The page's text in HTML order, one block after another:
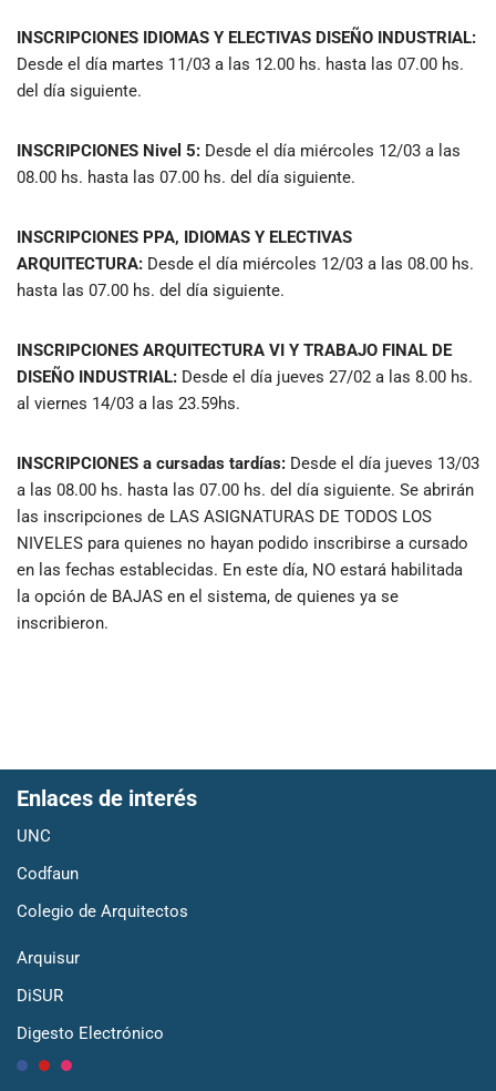
INSCRIPCIONES IDIOMAS Y ELECTIVAS DISEÑO INDUSTRIAL:
Desde el día martes 11/03 a las 12.00 hs. hasta las 07.00 hs.
del día siguiente.
INSCRIPCIONES Nivel 5: Desde el día miércoles 12/03 a las
08.00 hs. hasta las 07.00 hs. del día siguiente.
INSCRIPCIONES PPA, IDIOMAS Y ELECTIVAS
ARQUITECTURA: Desde el día miércoles 12/03 a las 08.00 hs.
hasta las 07.00 hs. del día siguiente.
INSCRIPCIONES ARQUITECTURA VI Y TRABAJO FINAL DE
DISEÑO INDUSTRIAL: Desde el día jueves 27/02 a las 8.00 hs.
al viernes 14/03 a las 23.59hs.
INSCRIPCIONES a cursadas tardías: Desde el día jueves 13/03
a las 08.00 hs. hasta las 07.00 hs. del día siguiente. Se abrirán
las inscripciones de LAS ASIGNATURAS DE TODOS LOS
NIVELES para quienes no hayan podido inscribirse a cursado
en las fechas establecidas. En este día, NO estará habilitada
la opción de BAJAS en el sistema, de quienes ya se
inscribieron.
Enlaces de interés
UNC
Codfaun
Colegio de Arquitectos
Arquisur
DiSUR
Digesto Electrónico